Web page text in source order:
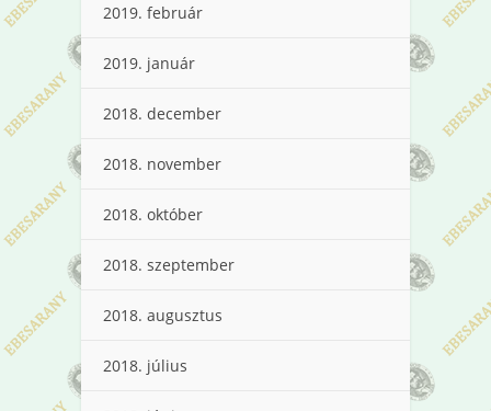
2019. február
2019. január
2018. december
2018. november
2018. október
2018. szeptember
2018. augusztus
2018. július